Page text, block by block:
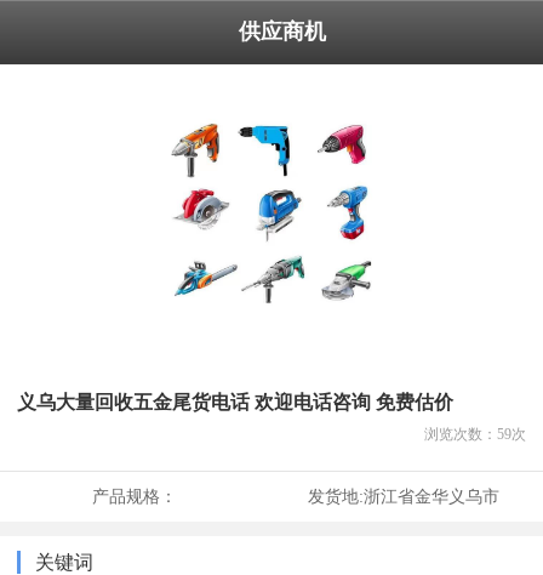
供应商机
义乌大量回收五金尾货电话 欢迎电话咨询 免费估价
浏览次数： 59次
产品规格： 发货地:浙江省金华义乌市
关键词